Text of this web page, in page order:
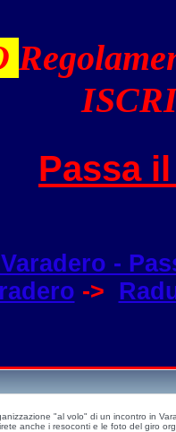
Passa
-
->
"al volo" di un incontro in
anche i resoconti e le foto del giro